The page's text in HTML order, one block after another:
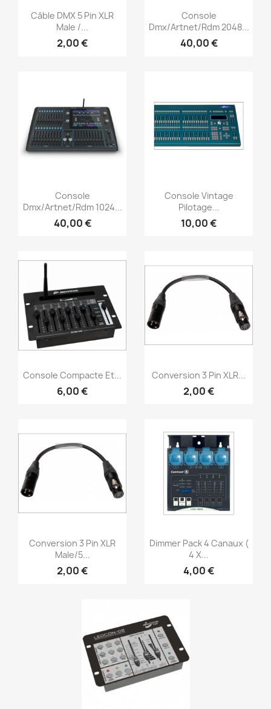
Aperçu rapide
Câble DMX 5 Pin XLR
Male /...
2,00 €
Aperçu rapide
Console
Dmx/Artnet/Rdm 2048...
40,00 €
Aperçu rapide
Console
Dmx/Artnet/Rdm 1024...
40,00 €
Aperçu rapide
Console Vintage
Pilotage...
10,00 €
Aperçu rapide
Console Compacte Et...
6,00 €
Aperçu rapide
Conversion 3 Pin XLR...
2,00 €
Aperçu rapide
Conversion 3 Pin XLR
Male/5...
2,00 €
Aperçu rapide
Dimmer Pack 4 Canaux (
4 X...
4,00 €